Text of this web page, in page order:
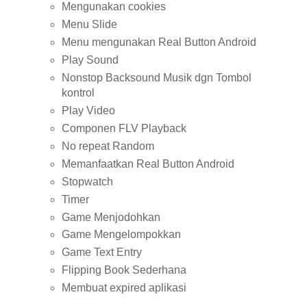
Mengunakan cookies
Menu Slide
Menu mengunakan Real Button Android
Play Sound
Nonstop Backsound Musik dgn Tombol
kontrol
Play Video
Componen FLV Playback
No repeat Random
Memanfaatkan Real Button Android
Stopwatch
Timer
Game Menjodohkan
Game Mengelompokkan
Game Text Entry
Flipping Book Sederhana
Membuat expired aplikasi